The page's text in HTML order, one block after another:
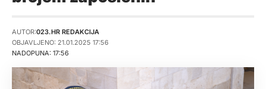
NADOPUNA: 17:56
AUTOR:023.HR REDAKCIJA
OBJAVLJENO: 21.01.2025 17:56